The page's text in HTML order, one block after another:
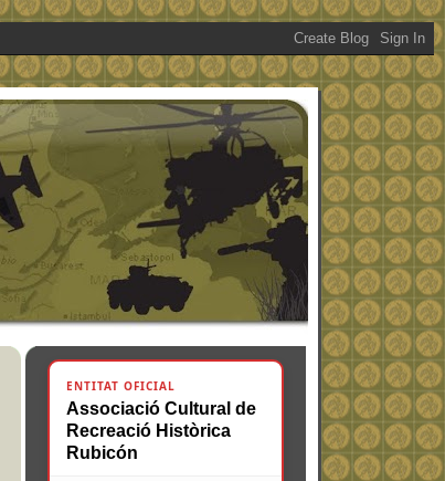
ENTITAT OFICIAL
Associació Cultural de
Recreació Històrica
Rubicón